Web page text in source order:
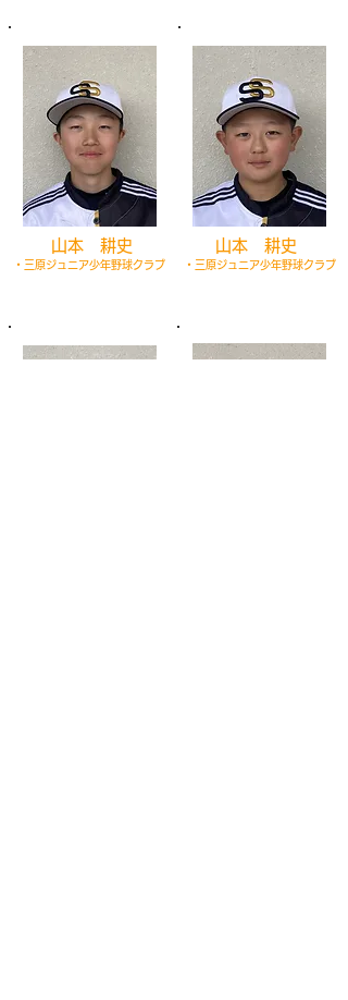
​山本 耕史
・三原ジュニア少年野球クラブ
​山本 耕史
・三原ジュニア少年野球クラブ